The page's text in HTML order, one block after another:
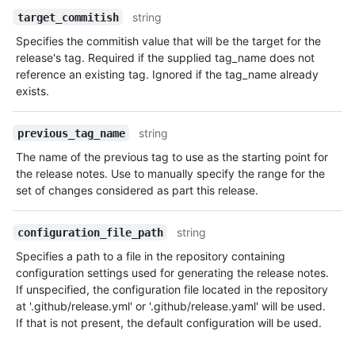
target_commitish
string
Specifies the commitish value that will be the target for the
release's tag. Required if the supplied tag_name does not
reference an existing tag. Ignored if the tag_name already
exists.
previous_tag_name
string
The name of the previous tag to use as the starting point for
the release notes. Use to manually specify the range for the
set of changes considered as part this release.
configuration_file_path
string
Specifies a path to a file in the repository containing
configuration settings used for generating the release notes.
If unspecified, the configuration file located in the repository
at '.github/release.yml' or '.github/release.yaml' will be used.
If that is not present, the default configuration will be used.